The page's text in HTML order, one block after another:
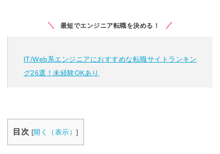
最短でエンジニア転職を決める！
IT/Web系エンジニアにおすすめな転職サイトランキン
グ26選！未経験OKあり
目次 [開く（表示）]